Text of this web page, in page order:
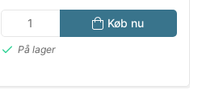
Køb nu
På lager